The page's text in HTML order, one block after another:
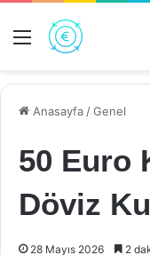
Menü
Anasayfa /Genel
50 Euro
Döviz
28 Mayıs 2026 2